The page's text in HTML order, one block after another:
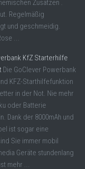
Zusätzen .
Regelmäßig
und geschmeidig.
...
KfZ Starterhilfe
Die GoClever Powerbank
KFZ-Starthilfefunktion
in der Not. Nie mehr
oder Batterie
Dank der 8000mAh und
ist sogar eine
Sie immer mobil
Geräte stundenlang
mehr ...